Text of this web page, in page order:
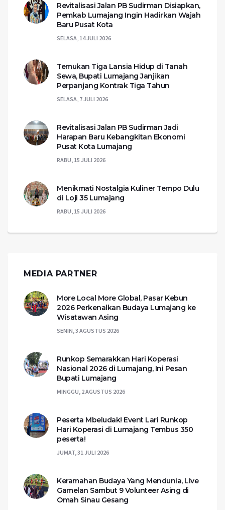
Revitalisasi Jalan PB Sudirman Disiapkan,
Pemkab Lumajang Ingin Hadirkan Wajah
Baru Pusat Kota
SELASA, 14 JULI 2026
Temukan Tiga Lansia Hidup di Tanah
Sewa, Bupati Lumajang Janjikan
Perpanjang Kontrak Tiga Tahun
SELASA, 7 JULI 2026
Revitalisasi Jalan PB Sudirman Jadi
Harapan Baru Kebangkitan Ekonomi
Pusat Kota Lumajang
RABU, 15 JULI 2026
Menikmati Nostalgia Kuliner Tempo Dulu
di Loji 35 Lumajang
RABU, 15 JULI 2026
MEDIA PARTNER
More Local More Global, Pasar Kebun
2026 Perkenalkan Budaya Lumajang ke
Wisatawan Asing
SENIN, 3 AGUSTUS 2026
Runkop Semarakkan Hari Koperasi
Nasional 2026 di Lumajang, Ini Pesan
Bupati Lumajang
MINGGU, 2 AGUSTUS 2026
Peserta Mbeludak! Event Lari Runkop
Hari Koperasi di Lumajang Tembus 350
peserta!
JUMAT, 31 JULI 2026
Keramahan Budaya Yang Mendunia, Live
Gamelan Sambut 9 Volunteer Asing di
Omah Sinau Gesang